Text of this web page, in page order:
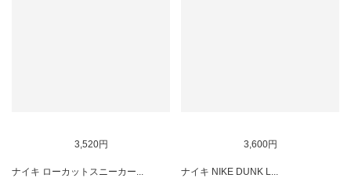
3,520円
ナイキ ローカットスニーカー...
3,600円
ナイキ NIKE DUNK L...